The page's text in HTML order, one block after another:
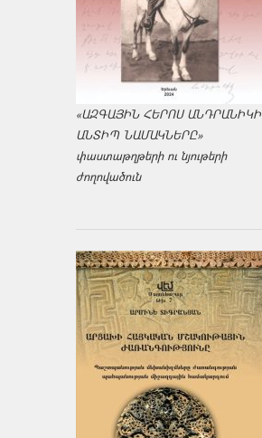
«ԱԶԳԱՅԻՆ ՀԵՐՈՍ ԱՆԴՐԱՆԻԿԻ
ԱՆՏԻՊ ՆԱՄԱԿՆԵՐԸ»
փաստաթղթերի ու նյութերի
ժողովածուն